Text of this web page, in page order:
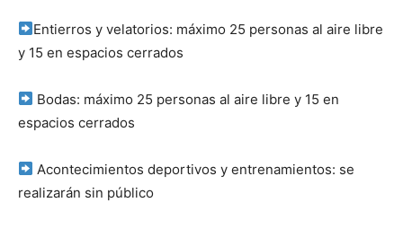
Entierros y velatorios: máximo 25 personas al aire libre
y 15 en espacios cerrados
Bodas: máximo 25 personas al aire libre y 15 en
espacios cerrados
Acontecimientos deportivos y entrenamientos: se
realizarán sin público